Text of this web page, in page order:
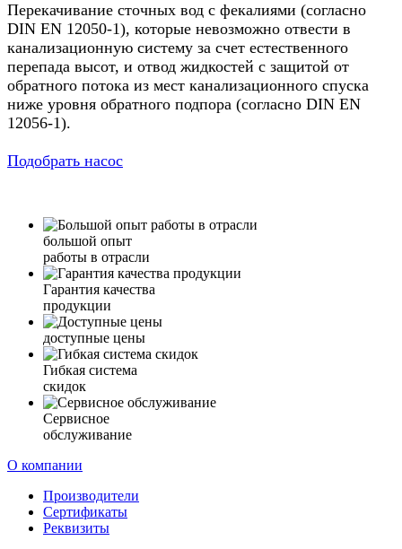
Перекачивание сточных вод с фекалиями (согласно
DIN EN 12050-1), которые невозможно отвести в
канализационную систему за счет естественного
перепада высот, и отвод жидкостей с защитой от
обратного потока из мест канализационного спуска
ниже уровня обратного подпора (согласно DIN EN
12056-1).
Подобрать насос
большой опыт
работы в отрасли
Гарантия качества
продукции
доступные цены
Гибкая система
скидок
Сервисное
обслуживание
О компании
Производители
Сертификаты
Реквизиты